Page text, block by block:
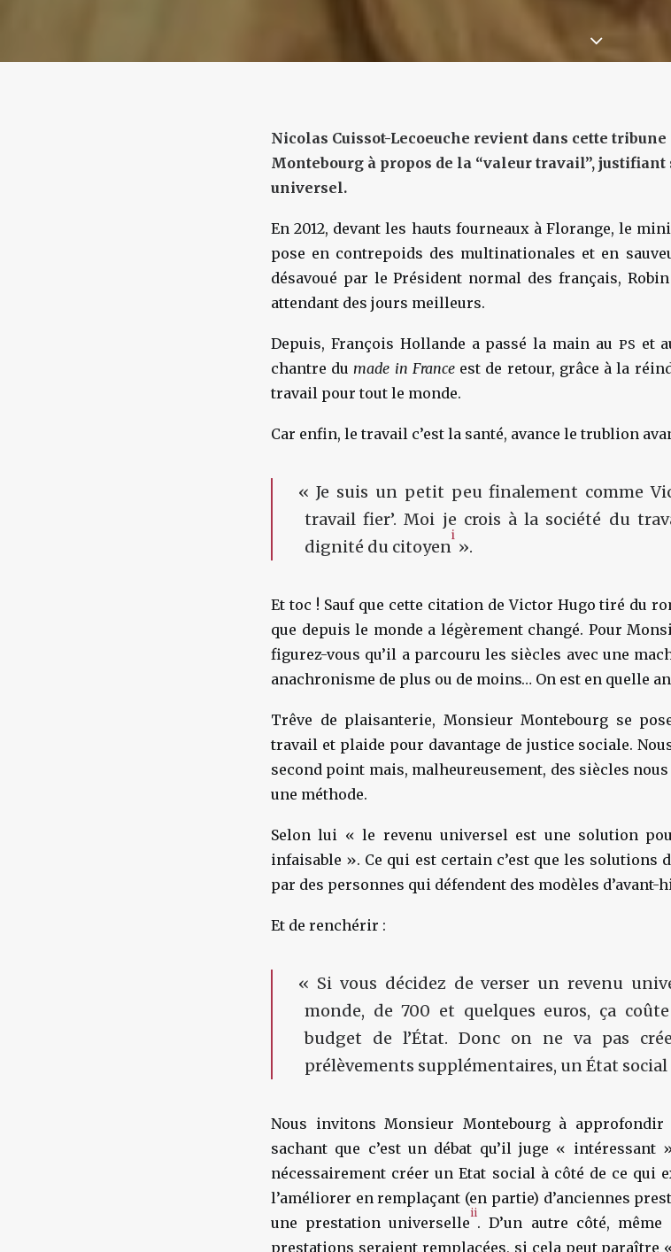
Nicolas Cuissot-Lecoeuche revient dans cette
Montebourg à propos de la “valeur travail”,
universel.
En 2012, devant les hauts fourneaux à Florange, le
pose en contrepoids des multinationales et en
désavoué par le Président normal des français,
attendant des jours meilleurs.
Depuis, François Hollande a passé la main au PS et
chantre dumade in Franceest de retour, grâce à la
travail pour tout le monde.
Car enfin, le travail c’est la santé, avance le trublion
« Je suis un petit peu finalement comme
travail fier’. Moi je crois à la société du
dignité du citoyen
i
».
Et toc ! Sauf que cette citation de Victor Hugo tiré du
que depuis le monde a légèrement changé. Pour
figurez-vous qu’il a parcouru les siècles avec une
anachronisme de plus ou de moins… On est en quelle
Trêve de plaisanterie, Monsieur Montebourg se
travail et plaide pour davantage de justice sociale.
second point mais, malheureusement, des siècles
une méthode.
Selon lui « le revenu universel est une solution
infaisable ». Ce qui est certain c’est que les solutions
par des personnes qui défendent des modèles d’avant-
Et de renchérir :
« Si vous décidez de verser un revenu
monde, de 700 et quelques euros, ça
budget de l’État. Donc on ne va pas
prélèvements supplémentaires, un État social
Nous invitons Monsieur Montebourg à
sachant que c’est un débat qu’il juge «
nécessairement créer un Etat social à côté de ce qui
l’améliorer en remplaçant (en partie) d’anciennes
une prestation universelle
ii
. D’un autre côté,
prestations seraient remplacées, si cela peut paraître